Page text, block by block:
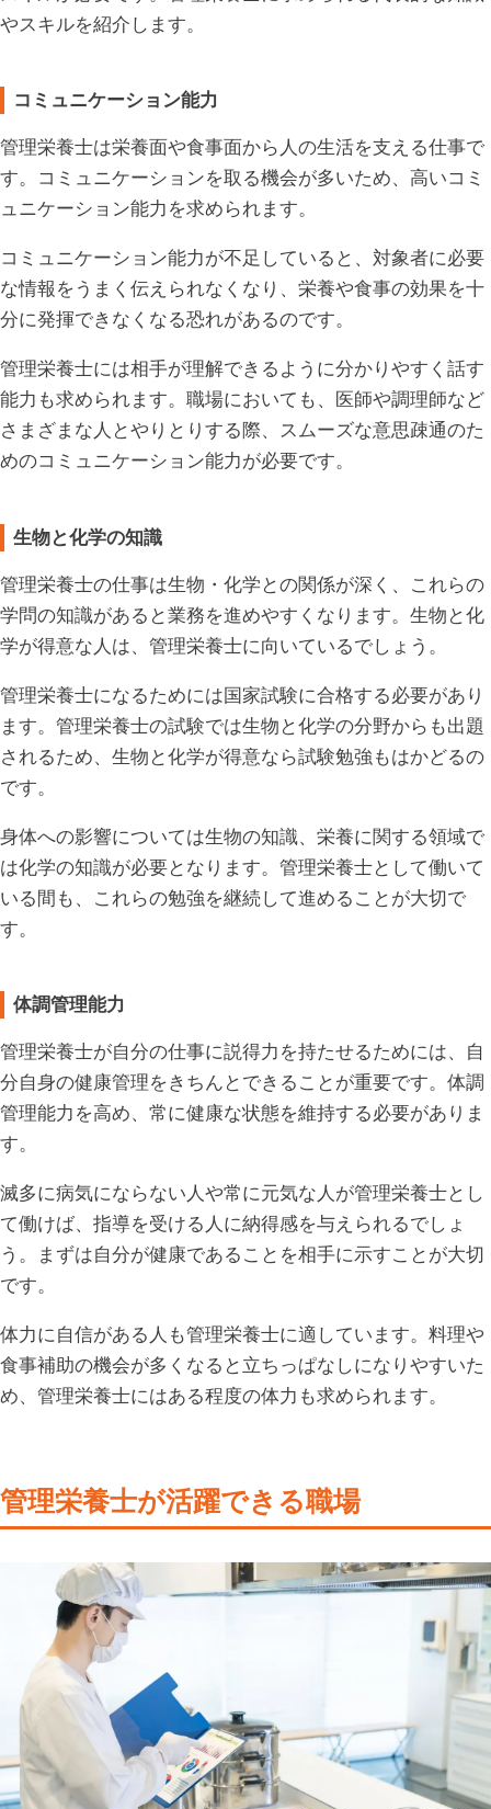
やスキルを紹介します。
コミュニケーション能力
管理栄養士は栄養面や食事面から人の生活を支える仕事で
す。コミュニケーションを取る機会が多いため、高いコミ
ュニケーション能力を求められます。
コミュニケーション能力が不足していると、対象者に必要
な情報をうまく伝えられなくなり、栄養や食事の効果を十
分に発揮できなくなる恐れがあるのです。
管理栄養士には相手が理解できるように分かりやすく話す
能力も求められます。職場においても、医師や調理師など
さまざまな人とやりとりする際、スムーズな意思疎通のた
めのコミュニケーション能力が必要です。
生物と化学の知識
管理栄養士の仕事は生物・化学との関係が深く、これらの
学問の知識があると業務を進めやすくなります。生物と化
学が得意な人は、管理栄養士に向いているでしょう。
管理栄養士になるためには国家試験に合格する必要があり
ます。管理栄養士の試験では生物と化学の分野からも出題
されるため、生物と化学が得意なら試験勉強もはかどるの
です。
身体への影響については生物の知識、栄養に関する領域で
は化学の知識が必要となります。管理栄養士として働いて
いる間も、これらの勉強を継続して進めることが大切で
す。
体調管理能力
管理栄養士が自分の仕事に説得力を持たせるためには、自
分自身の健康管理をきちんとできることが重要です。体調
管理能力を高め、常に健康な状態を維持する必要がありま
す。
滅多に病気にならない人や常に元気な人が管理栄養士とし
て働けば、指導を受ける人に納得感を与えられるでしょ
う。まずは自分が健康であることを相手に示すことが大切
です。
体力に自信がある人も管理栄養士に適しています。料理や
食事補助の機会が多くなると立ちっぱなしになりやすいた
め、管理栄養士にはある程度の体力も求められます。
管理栄養士が活躍できる職場